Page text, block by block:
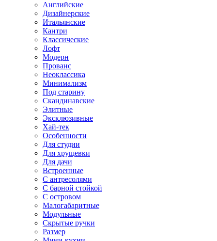
Английские
Дизайнерские
Итальянские
Кантри
Классические
Лофт
Модерн
Прованс
Неоклассика
Минимализм
Под старину
Скандинавские
Элитные
Эксклюзивные
Хай-тек
Особенности
Для студии
Для хрущевки
Для дачи
Встроенные
С антресолями
С барной стойкой
С островом
Малогабаритные
Модульные
Скрытые ручки
Размер